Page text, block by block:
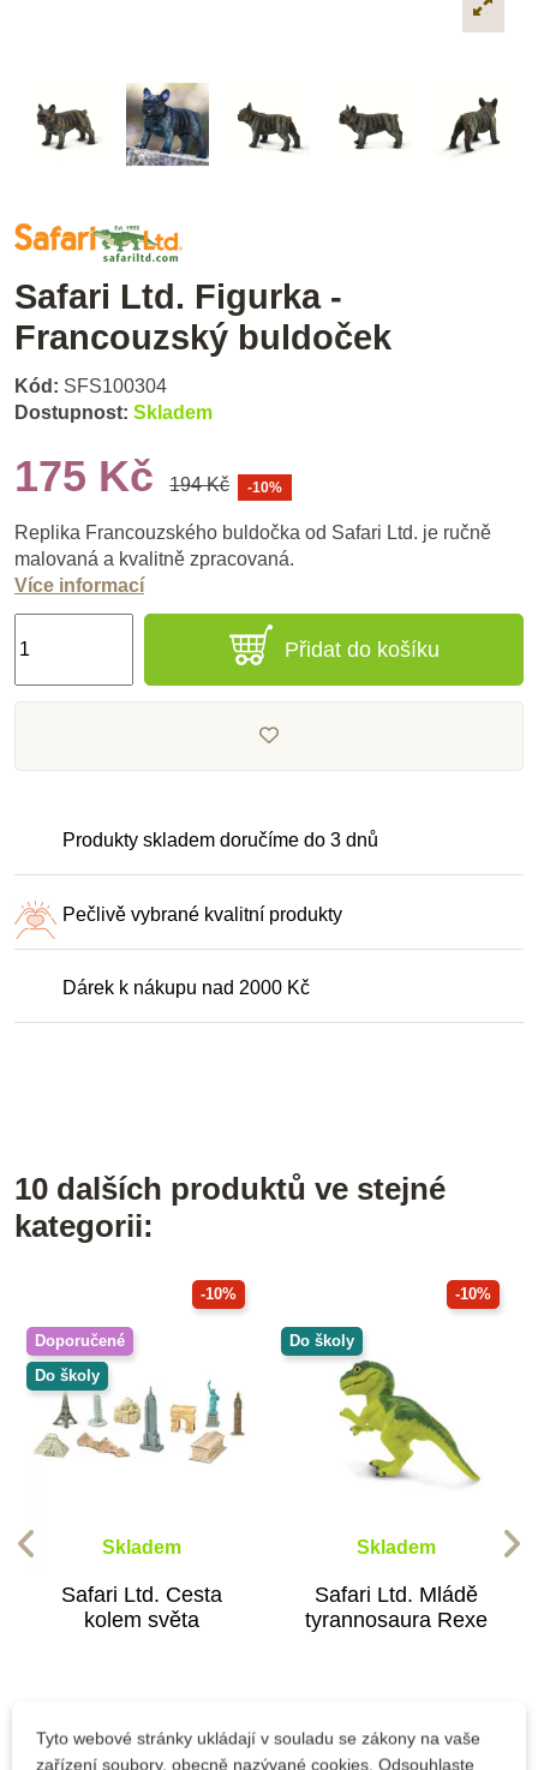
Safari Ltd. Figurka -
Francouzský buldoček
Kód: SFS100304
Dostupnost: Skladem
175 Kč 194 Kč -10%
Replika Francouzského buldočka od Safari Ltd. je ručně
malovaná a kvalitně zpracovaná.
Více informací
Přidat do košíku
Produkty skladem doručíme do 3 dnů
Pečlivě vybrané kvalitní produkty
Dárek k nákupu nad 2000 Kč
10 dalších produktů ve stejné
kategorii:
-10%
Doporučené
Do školy
Skladem
Safari Ltd. Cesta
kolem světa
-10%
Do školy
Skladem
Safari Ltd. Mládě
tyrannosaura Rexe
Tyto webové stránky ukládají v souladu se zákony na vaše
zařízení soubory, obecně nazývané cookies. Odsouhlaste